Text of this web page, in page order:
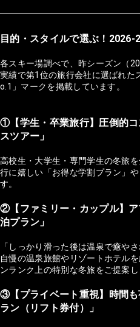
目的・スタイルで選ぶ！
各スキー場調べで、昨シーズン（
実績で第1位の旅行会社に選ばれた
o.1」マークを掲載しています。
①【学生・卒業旅行】圧倒的
スツアー」
高校生・大学生・専門学生の冬旅
行に嬉しい「お得な学割プラン」
す。
②【ファミリー・カップル】
泊プラン」
「しっかり滑った後は温泉で癒や
自慢の温泉旅館やリゾートホテル
ンランク上の特別な冬旅をご提案し
③【プライベート重視】時間
ラン（リフト券付）」